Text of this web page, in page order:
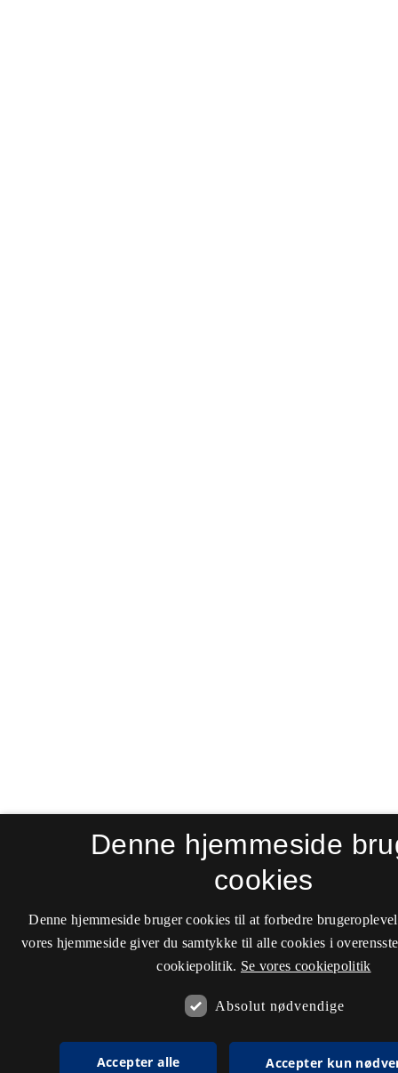
Denne hjemmeside
cookies
Denne hjemmeside bruger cookies til at forbedre
vores hjemmeside giver du samtykke til alle cookies i
cookiepolitik. Se vores cookiepolitik
Absolut nødvendige
Accepter alle Accepter kun